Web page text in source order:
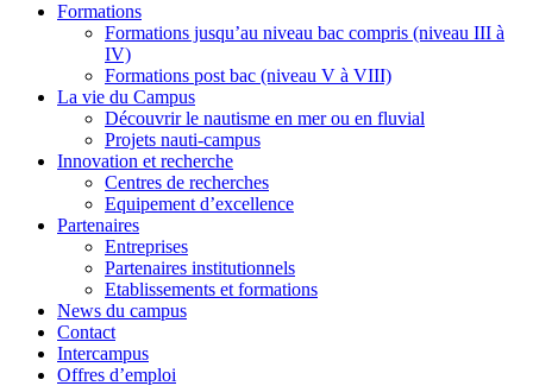
Formations
Formations jusqu’au niveau bac compris (niveau III à
IV)
Formations post bac (niveau V à VIII)
La vie du Campus
Découvrir le nautisme en mer ou en fluvial
Projets nauti-campus
Innovation et recherche
Centres de recherches
Equipement d’excellence
Partenaires
Entreprises
Partenaires institutionnels
Etablissements et formations
News du campus
Contact
Intercampus
Offres d’emploi